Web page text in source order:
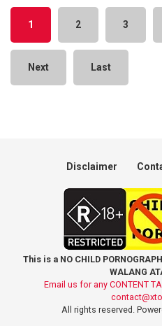
1 2 3
Next Last
Disclaimer
This is a NO CHILD
WALANG
Email us for any CONTENT
All rights reserved.